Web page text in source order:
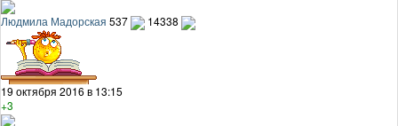
Людмила Мадорская 537 14338
19 октября 2016 в 13:15
+3